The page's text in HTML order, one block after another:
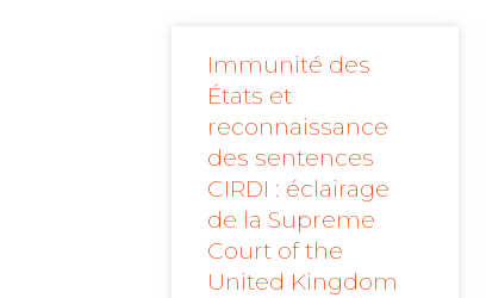
Immunité des
États et
reconnaissance
des sentences
CIRDI : éclairage
de la Supreme
Court of the
United Kingdom